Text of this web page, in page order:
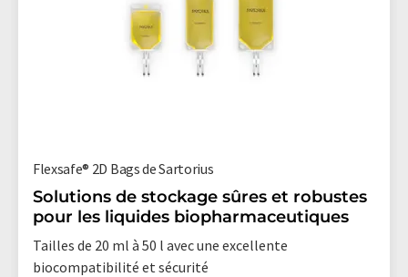
Flexsafe® 2D Bags de Sartorius
Solutions de stockage sûres et robustes
pour les liquides biopharmaceutiques
Tailles de 20 ml à 50 l avec une excellente
biocompatibilité et sécurité